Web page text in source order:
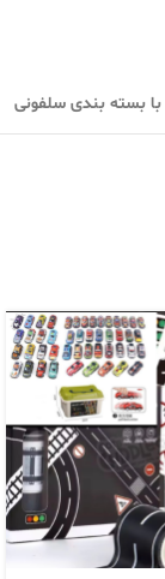
با بسته بندی سلفونی